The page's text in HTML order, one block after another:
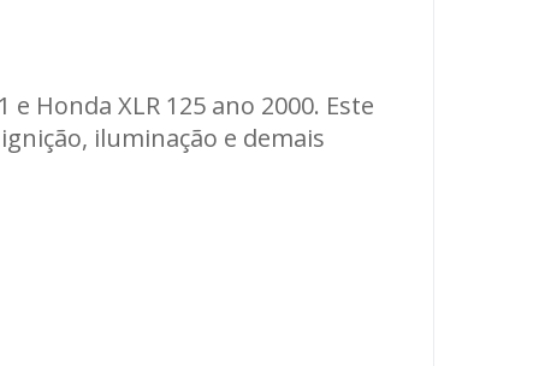
Honda XLR 125 ano 2000. Este
iluminação e demais